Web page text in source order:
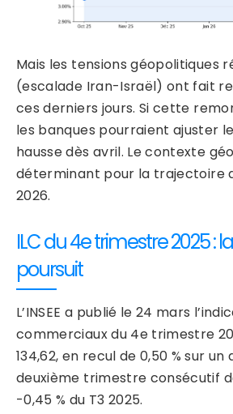
Mais les tensions géopolitiques
(escalade Iran-Israël) ont fait
ces derniers jours. Si cette
les banques pourraient ajuster
hausse dès avril. Le contexte
déterminant pour la trajectoire
2026.
ILC du 4e trimestre 2025 :
poursuit
L’INSEE a publié le 24 mars
commerciaux du 4e trimestre
134,62, en recul de 0,50 % sur un
deuxième trimestre consécutif
-0,45 % du T3 2025.